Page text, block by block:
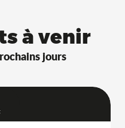
à venir
jours